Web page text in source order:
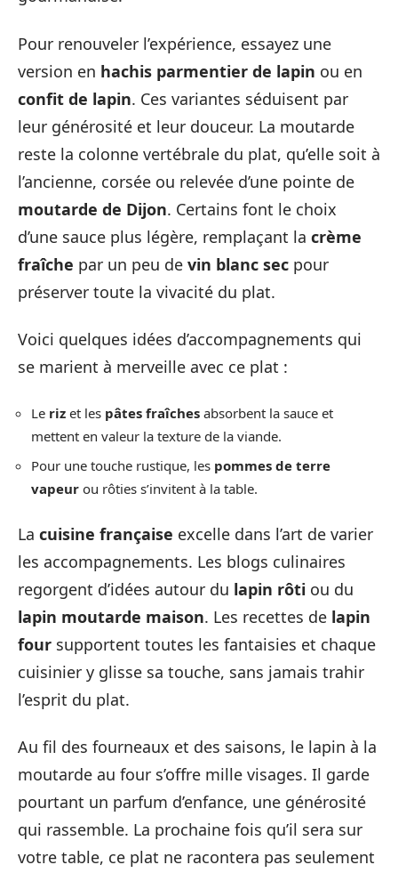
Pour renouveler l’expérience, essayez une
version en hachis parmentier de lapin ou en
confit de lapin. Ces variantes séduisent par
leur générosité et leur douceur. La moutarde
reste la colonne vertébrale du plat, qu’elle soit à
l’ancienne, corsée ou relevée d’une pointe de
moutarde de Dijon. Certains font le choix
d’une sauce plus légère, remplaçant la crème
fraîche par un peu de vin blanc sec pour
préserver toute la vivacité du plat.
Voici quelques idées d’accompagnements qui
se marient à merveille avec ce plat :
Le riz et les pâtes fraîches absorbent la sauce et
mettent en valeur la texture de la viande.
Pour une touche rustique, les pommes de terre
vapeur ou rôties s’invitent à la table.
La cuisine française excelle dans l’art de varier
les accompagnements. Les blogs culinaires
regorgent d’idées autour du lapin rôti ou du
lapin moutarde maison. Les recettes de lapin
four supportent toutes les fantaisies et chaque
cuisinier y glisse sa touche, sans jamais trahir
l’esprit du plat.
Au fil des fourneaux et des saisons, le lapin à la
moutarde au four s’offre mille visages. Il garde
pourtant un parfum d’enfance, une générosité
qui rassemble. La prochaine fois qu’il sera sur
votre table, ce plat ne racontera pas seulement